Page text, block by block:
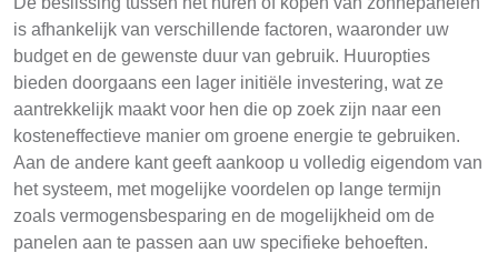
is afhankelijk van verschillende factoren, waaronder uw
budget en de gewenste duur van gebruik. Huuropties
bieden doorgaans een lager initiële investering, wat ze
aantrekkelijk maakt voor hen die op zoek zijn naar een
kosteneffectieve manier om groene energie te gebruiken.
Aan de andere kant geeft aankoop u volledig eigendom van
het systeem, met mogelijke voordelen op lange termijn
zoals vermogensbesparing en de mogelijkheid om de
panelen aan te passen aan uw specifieke behoeften.